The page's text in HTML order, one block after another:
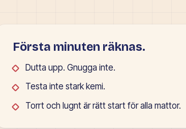
Första minuten räknas.
Dutta upp. Gnugga inte.
Testa inte stark kemi.
Torrt och lugnt är rätt start för alla mattor.